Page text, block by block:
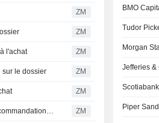
ZM
ZM
l'achat ZM
sur le dossier ZM
ZM
VALERO ENERGY CORPORATION : TD Cowen maintient sa recommandation neutre ZM
BMO
Tudor
Morgan
Jefferies &
Scotiabank
Piper